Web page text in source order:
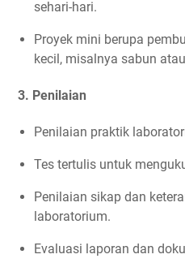
sehari-hari.
Proyek mini berupa
kecil, misalnya sabun
3. Penilaian
Penilaian praktik
Tes tertulis untuk
Penilaian sikap dan
laboratorium.
Evaluasi laporan dan